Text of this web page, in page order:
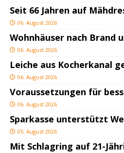
Seit 66 Jahren auf
06. August 2026
Wohnhäuser nach Brand
06. August 2026
Leiche aus Kocherkanal
06. August 2026
Voraussetzungen für
06. August 2026
Sparkasse unterstützt
05. August 2026
Mit Schlagring auf 21-